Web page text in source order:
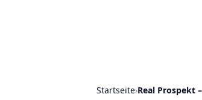
Startseite›Real Prospekt